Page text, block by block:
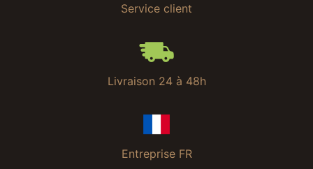
Service client
Livraison 24 à 48h
Entreprise FR